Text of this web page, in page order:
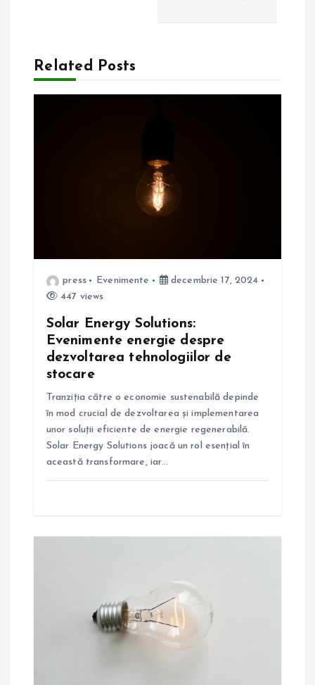
eRelated Posts
press Evenimente
decembrie 17, 2024
447 views
Solar Energy Solutions:
Evenimente energie despre
dezvoltarea tehnologiilor de
stocare
Tranziția către o economie sustenabilă depinde
în mod crucial de dezvoltarea și implementarea
unor soluții eficiente de energie regenerabilă.
Solar Energy Solutions joacă un rol esențial în
această transformare, iar…